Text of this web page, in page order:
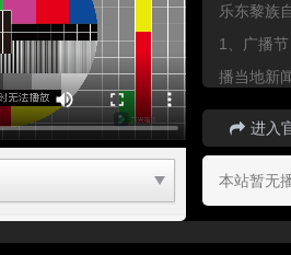
乐东黎族
1、广播
播当地新
进入
本站暂无